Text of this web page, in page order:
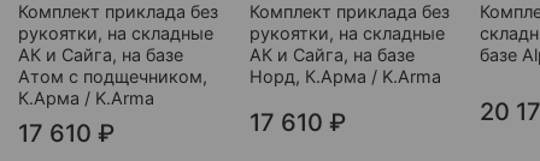
Комплект приклада без
рукоятки, на складные
АК и Сайга, на базе
Атом с подщечником,
К.Арма / K.Arma
17 610 ₽
Комплект приклада без
рукоятки, на складные
АК и Сайга, на базе
Норд, К.Арма / K.Arma
17 610 ₽
базе
20